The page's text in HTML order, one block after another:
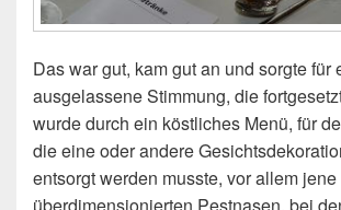
Das war gut, kam gut an und sorgte für
ausgelassene Stimmung, die
wurde durch ein köstliches Menü, für
die eine oder andere
entsorgt werden musste, vor allem jene